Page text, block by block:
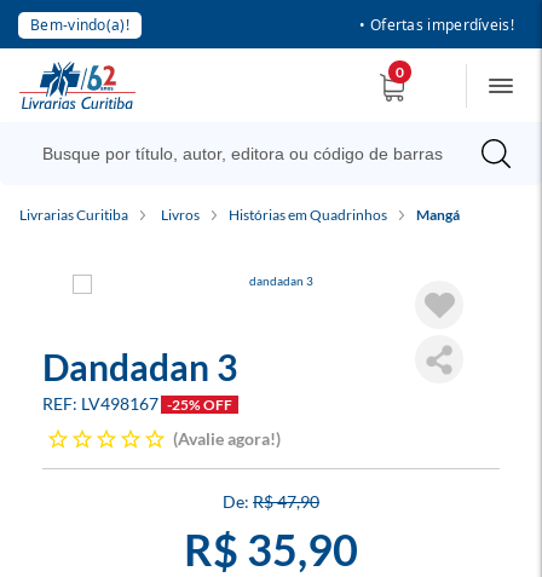
Bem-vindo(a)! • Ofertas imperdíveis!
0
Livrarias Curitiba Livros Histórias em Quadrinhos Mangá
Dandadan 3
LV498167 -25% OFF
Avalie agora!
R$ 47,90
R$ 35,90